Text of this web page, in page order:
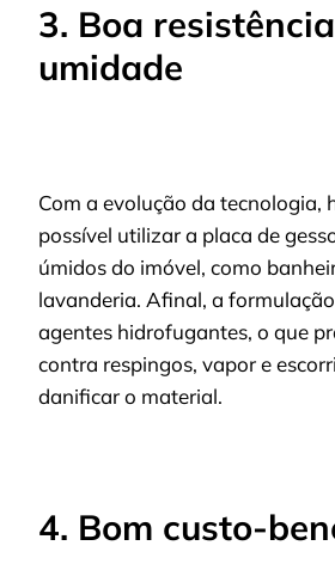
3. Boa
umidade
Com a evolução da tecnologia,
possível utilizar a placa de
úmidos do imóvel, como
lavanderia. Afinal, a
agentes hidrofugantes, o que
contra respingos, vapor e
danificar o material.
4. Bom custo-